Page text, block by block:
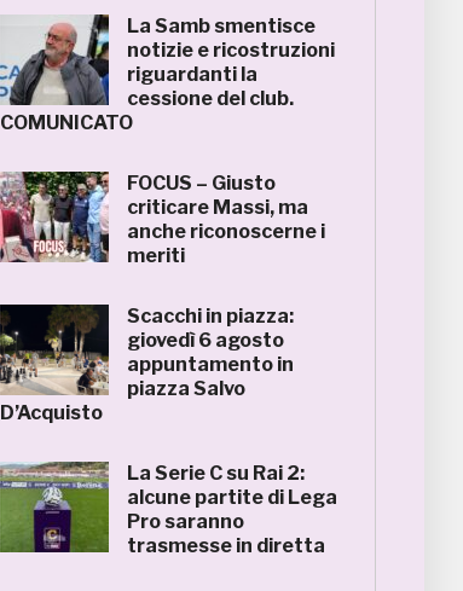
La Samb smentisce
notizie e ricostruzioni
riguardanti la
cessione del club.
COMUNICATO
FOCUS – Giusto
criticare Massi, ma
anche riconoscerne i
meriti
Scacchi in piazza:
giovedì 6 agosto
appuntamento in
piazza Salvo
D’Acquisto
La Serie C su Rai 2:
alcune partite di Lega
Pro saranno
trasmesse in diretta